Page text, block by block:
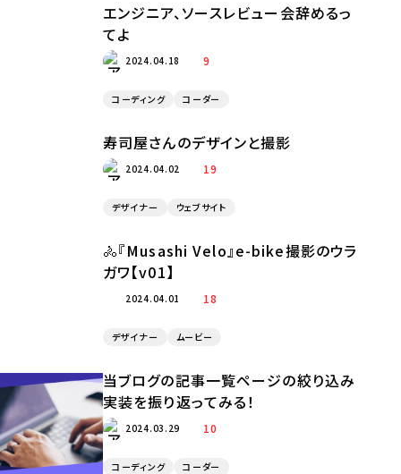
エンジニア、ソースレビュー会辞めるっ
てよ
2024.04.18 9
コーディング コーダー
寿司屋さんのデザインと撮影
2024.04.02 19
デザイナー ウェブサイト
🚴『Musashi Velo』e-bike撮影のウラ
ガワ【v01】
2024.04.01 18
デザイナー ムービー
当ブログの記事一覧ページの絞り込み
実装を振り返ってみる！
2024.03.29 10
コーディング コーダー